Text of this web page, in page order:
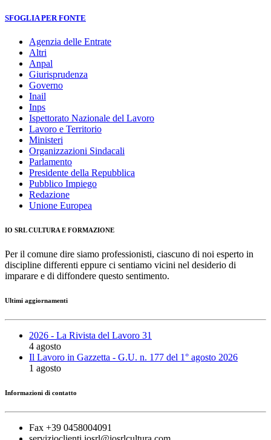
SFOGLIA PER FONTE
Agenzia delle Entrate
Altri
Anpal
Giurisprudenza
Governo
Inail
Inps
Ispettorato Nazionale del Lavoro
Lavoro e Territorio
Ministeri
Organizzazioni Sindacali
Parlamento
Presidente della Repubblica
Pubblico Impiego
Redazione
Unione Europea
IO SRL CULTURA E FORMAZIONE
Per il comune dire siamo professionisti, ciascuno di noi esperto in
discipline differenti eppure ci sentiamo vicini nel desiderio di
imparare e di diffondere questo sentimento.
Ultimi aggiornamenti
2026 - La Rivista del Lavoro 31
4 agosto
Il Lavoro in Gazzetta - G.U. n. 177 del 1° agosto 2026
1 agosto
Informazioni di contatto
Fax +39 0458004091